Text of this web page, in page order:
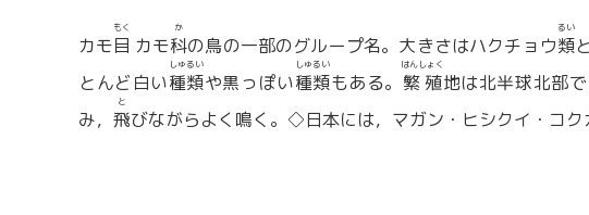
カモ目
もく
カモ科
か
の鳥の一部のグループ名。大きさはハクチョウ類
るい
とんど白い種類
しゅるい
や黒っぽい種類
しゅるい
もある。 繁殖
はんしょく
地は北半球北部で
み， 飛
と
びながらよく鳴く。◇日本には，マガン・ヒシクイ・コク